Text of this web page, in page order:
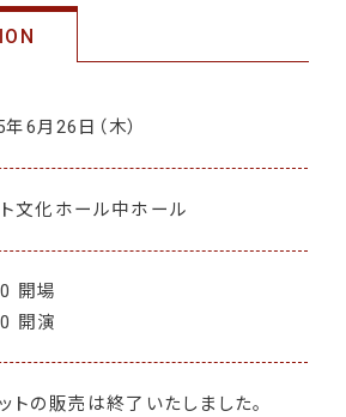
6月26日 （木）
文化ホール中ホール
開場
開演
トの販売は終了いたしました。